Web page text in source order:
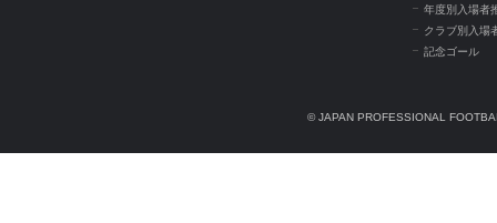
年度別入場者
クラブ別入場
記念ゴール
© JAPAN PROFESSIONAL